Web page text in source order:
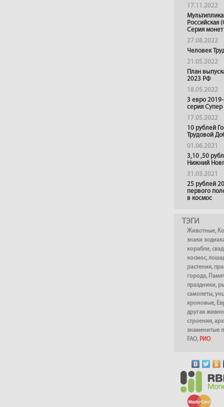
17.11.2022
Российская
Серия монет
27.08.2022
Человек
21.05.2022
План
2023 РФ
18.05.2022
3 евро
серия
17.05.2022
10 рублей
Трудовой
01.06.2021
3,10 ,50
Нижний
31.03.2021
25 рублей
первого
в космос
ТЭГИ
Животные,
знаки
корабли,
космос,
растения,
города,
праздники,
самолеты,
кроновые,
другая
строения,
знаменитые
FAO, РИО